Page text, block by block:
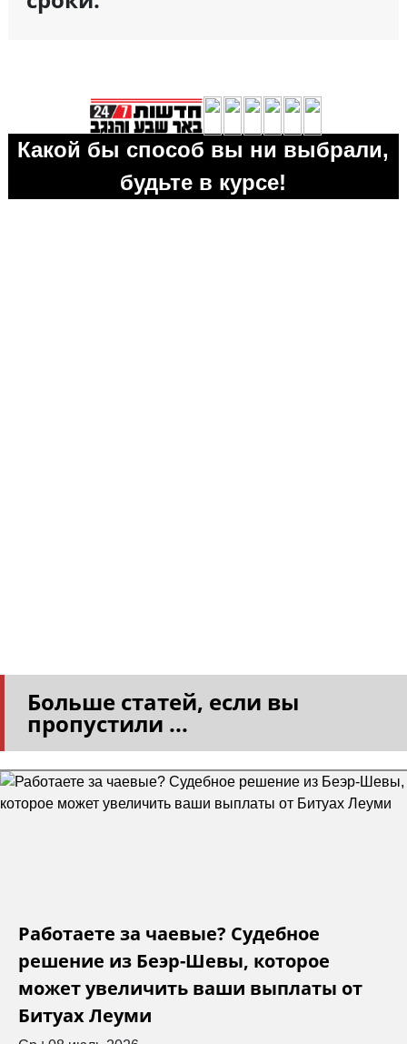
Какой бы способ вы ни выбрали,
будьте в курсе!
Больше статей, если вы
пропустили ...
Работаете за чаевые? Судебное
решение из Беэр-Шевы, которое
может увеличить ваши выплаты от
Битуах Леуми